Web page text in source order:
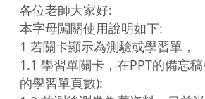
各位老師大家好:
本字母闖關使用說明如下:
1 若關卡顯示為測驗或學習單，
1.1 學習單關卡，在PPT的備忘
的學習單頁數):